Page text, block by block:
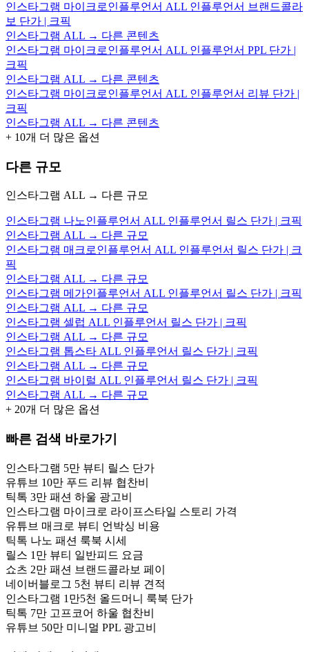
인스타그램 마이크로인플루언서 ALL 인플루언서 브랜드콜라
보 단가 | 크픽
인스타그램 ALL → 다른 콘텐츠
인스타그램 마이크로인플루언서 ALL 인플루언서 PPL 단가 |
크픽
인스타그램 ALL → 다른 콘텐츠
인스타그램 마이크로인플루언서 ALL 인플루언서 리뷰 단가 |
크픽
인스타그램 ALL → 다른 콘텐츠
+ 10개 더 많은 옵션
다른 규모
인스타그램 ALL → 다른 규모
인스타그램 나노인플루언서 ALL 인플루언서 릴스 단가 | 크픽
인스타그램 ALL → 다른 규모
인스타그램 매크로인플루언서 ALL 인플루언서 릴스 단가 | 크
픽
인스타그램 ALL → 다른 규모
인스타그램 메가인플루언서 ALL 인플루언서 릴스 단가 | 크픽
인스타그램 ALL → 다른 규모
인스타그램 셀럽 ALL 인플루언서 릴스 단가 | 크픽
인스타그램 ALL → 다른 규모
인스타그램 톱스타 ALL 인플루언서 릴스 단가 | 크픽
인스타그램 ALL → 다른 규모
인스타그램 바이럴 ALL 인플루언서 릴스 단가 | 크픽
인스타그램 ALL → 다른 규모
+ 20개 더 많은 옵션
빠른 검색 바로가기
인스타그램 5만 뷰티 릴스 단가
유튜브 10만 푸드 리뷰 협찬비
틱톡 3만 패션 하울 광고비
인스타그램 마이크로 라이프스타일 스토리 가격
유튜브 매크로 뷰티 언박싱 비용
틱톡 나노 패션 룩북 시세
릴스 1만 뷰티 일반피드 요금
쇼츠 2만 패션 브랜드콜라보 페이
네이버블로그 5천 뷰티 리뷰 견적
인스타그램 1만5천 올드머니 룩북 단가
틱톡 7만 고프코어 하울 협찬비
유튜브 50만 미니멀 PPL 광고비